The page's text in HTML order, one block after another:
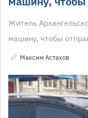
Житель
машину, чтобы
Максим Астахов